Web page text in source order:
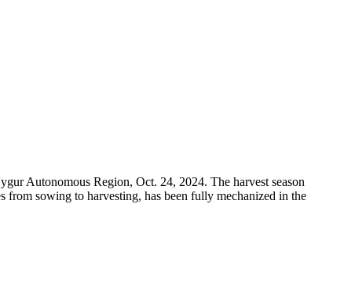
Autonomous Region, Oct. 24, 2024. The harvest season
from sowing to harvesting, has been fully mechanized in the